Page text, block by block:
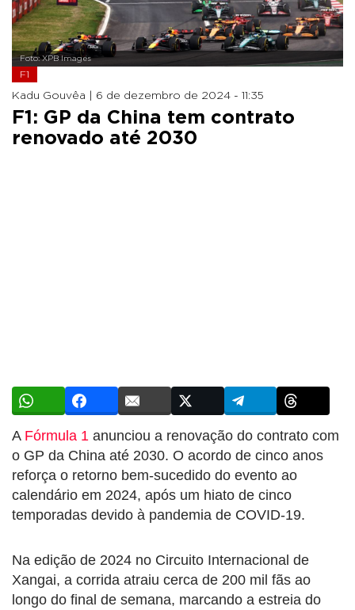
Foto: XPB Images
F1
Kadu Gouvêa | 6 de dezembro de 2024 - 11:35
F1: GP da China tem contrato
renovado até 2030
A Fórmula 1 anunciou a renovação do contrato com
o GP da China até 2030. O acordo de cinco anos
reforça o retorno bem-sucedido do evento ao
calendário em 2024, após um hiato de cinco
temporadas devido à pandemia de COVID-19.
Na edição de 2024 no Circuito Internacional de
Xangai, a corrida atraiu cerca de 200 mil fãs ao
longo do final de semana, marcando a estreia do